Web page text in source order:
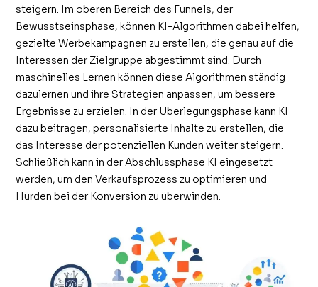
steigern. Im oberen Bereich des Funnels, der
Bewusstseinsphase, können KI-Algorithmen dabei helfen,
gezielte Werbekampagnen zu erstellen, die genau auf die
Interessen der Zielgruppe abgestimmt sind. Durch
maschinelles Lernen können diese Algorithmen ständig
dazulernen und ihre Strategien anpassen, um bessere
Ergebnisse zu erzielen. In der Überlegungsphase kann KI
dazu beitragen, personalisierte Inhalte zu erstellen, die
das Interesse der potenziellen Kunden weiter steigern.
Schließlich kann in der Abschlussphase KI eingesetzt
werden, um den Verkaufsprozess zu optimieren und
Hürden bei der Konversion zu überwinden.